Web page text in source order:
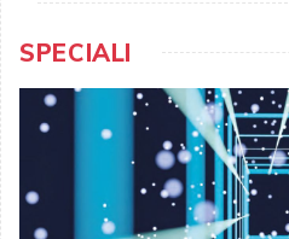
SPECIALI